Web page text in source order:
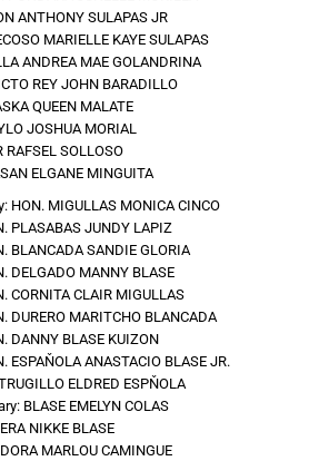
ANTHONY SULAPAS JR
MARIELLE KAYE SULAPAS
ANDREA MAE GOLANDRINA
REY JOHN BARADILLO
QUEEN MALATE
JOSHUA MORIAL
SOLLOSO
ELGANE MINGUITA
HON. MIGULLAS MONICA CINCO
PLASABAS JUNDY LAPIZ
BLANCADA SANDIE GLORIA
DELGADO MANNY BLASE
CORNITA CLAIR MIGULLAS
DURERO MARITCHO BLANCADA
DANNY BLASE KUIZON
ESPAŇOLA ANASTACIO BLASE JR.
ELDRED ESPŇOLA
BLASE EMELYN COLAS
NIKKE BLASE
MARLOU CAMINGUE